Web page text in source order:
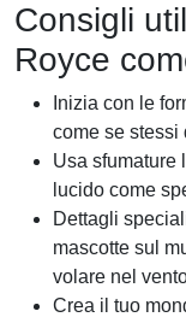
Consigli
Royce
Inizia con le
come se stessi
Usa sfumature
lucido come
Dettagli
mascotte sul
volare nel
Crea il tuo